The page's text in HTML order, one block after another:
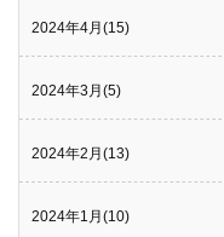
2024年4月(15)
2024年3月(5)
2024年2月(13)
2024年1月(10)